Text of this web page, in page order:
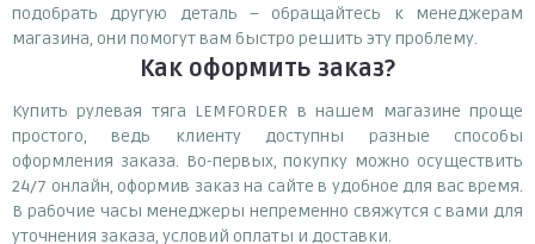
подобрать другую деталь – обращайтесь к менеджерам
магазина, они помогут вам быстро решить эту проблему.
Как оформить заказ?
Купить рулевая тяга LEMFORDER в нашем магазине проще
простого, ведь клиенту доступны разные способы
оформления заказа. Во-первых, покупку можно осуществить
24/7 онлайн, оформив заказ на сайте в удобное для вас время.
В рабочие часы менеджеры непременно свяжутся с вами для
уточнения заказа, условий оплаты и доставки.